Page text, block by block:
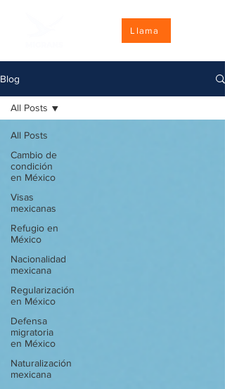
Llama
Blog
All Posts
Cambio de
condición
en México
Visas
mexicanas
Refugio en
México
Nacionalidad
mexicana
Regularización
en México
Defensa
migratoria
en México
Naturalización
mexicana
All Posts